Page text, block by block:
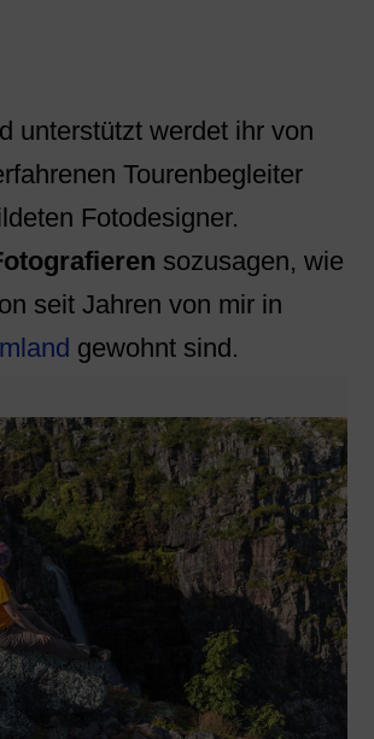
unterstützt werdet ihr von
Tourenbegleiter
Fotodesigner.
sozusagen, wie
seit Jahren von mir in
gewohnt sind.